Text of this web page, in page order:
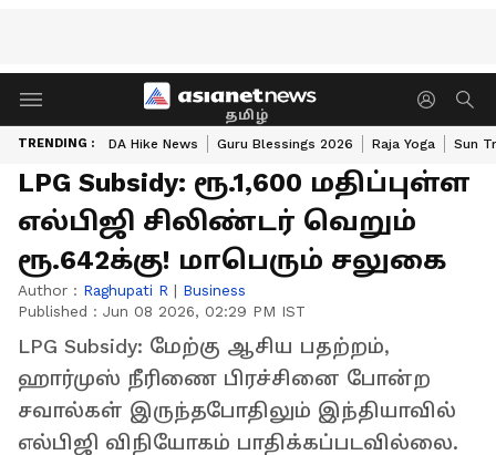
தமிழ்
TRENDING : DA Hike News Guru Blessings 2026 Raja Yoga Sun
LPG Subsidy: ரூ.1,600 மதிப்புள்ள
எல்பிஜி சிலிண்டர் வெறும்
ரூ.642க்கு! மாபெரும் சலுகை
Author : Raghupati R | Business
Published : Jun 08 2026, 02:29 PM IST
LPG Subsidy: மேற்கு ஆசிய பதற்றம்,
ஹார்முஸ் நீரிணை பிரச்சினை போன்ற
சவால்கள் இருந்தபோதிலும் இந்தியாவில்
எல்பிஜி விநியோகம் பாதிக்கப்படவில்லை.